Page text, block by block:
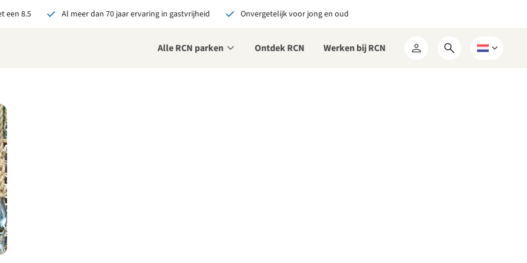
een 8.5 Al meer dan 70 jaar ervaring in gastvrijheid Onvergetelijk voor jong en oud
Alle RCN parken Ontdek RCN Werken bij RCN
Mijn
Open
Kies
bij RCN boekt, krijg je:
De beste prijsgarantie
Exclusieve voordelen
Persoonlijk contact
alle voordelen